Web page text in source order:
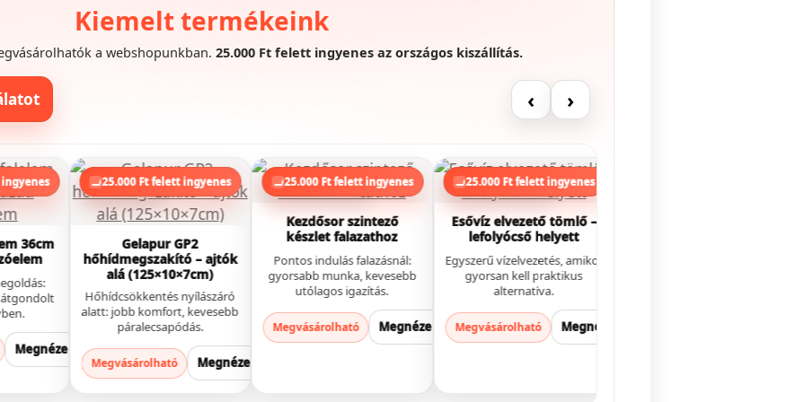
Kiemelt termékeink
a webshopunkban. 25.000 Ft felett ingyenes az országos kiszállítás.
‹ ›
36cm
átgondolt
Megnézem
Top termék
25.000 Ft felett ingyenes
Gelapur GP2
hőhídmegszakító – ajtók
alá (125×10×7cm)
Hőhídcsökkentés nyílászáró
alatt: jobb komfort, kevesebb
páralecsapódás.
Megvásárolható Megnézem
Profi kivitelezés
25.000 Ft felett ingyenes
Kezdősor szintező
készlet falazathoz
Pontos indulás falazásnál:
gyorsabb munka, kevesebb
utólagos igazítás.
Megvásárolható Megnézem
Gyors megoldás
25.000 Ft felett ingyenes
Esővíz elvezető tömlő –
lefolyócső helyett
Egyszerű vízelvezetés, amikor
gyorsan kell praktikus
alternatíva.
Megvásárolható Megnézem